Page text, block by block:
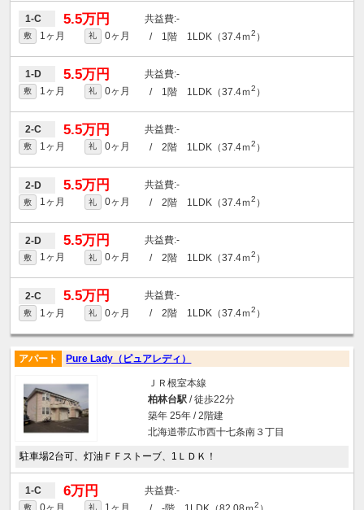
1-C 5.5万円 -
敷 1ヶ月 礼 0ヶ月 / 1階 1LDK（37.4ｍ2 ）
1-D 5.5万円 -
敷 1ヶ月 礼 0ヶ月 / 1階 1LDK（37.4ｍ2 ）
2-C 5.5万円 -
敷 1ヶ月 礼 0ヶ月 / 2階 1LDK（37.4ｍ2 ）
2-D 5.5万円 -
敷 1ヶ月 礼 0ヶ月 / 2階 1LDK（37.4ｍ2 ）
2-D 5.5万円 -
敷 1ヶ月 礼 0ヶ月 / 2階 1LDK（37.4ｍ2 ）
2-C 5.5万円 -
敷 1ヶ月 礼 0ヶ月 / 2階 1LDK（37.4ｍ2 ）
アパート Pure Lady（ピュアレディ）
ＪＲ根室本線
柏林台駅/ 徒歩22分
築年 25年 / 2階建
北海道帯広市西十七条南３丁目
駐車場2台可、灯油ＦＦストーブ、1ＬＤＫ！
1-C 6万円 -
敷 0ヶ月 礼 1ヶ月 2